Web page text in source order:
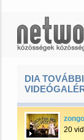
DIA TOVÁBBI
20